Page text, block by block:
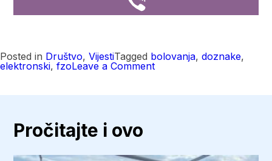
Posted in Društvo, VijestiTagged bolovanja, doznake,
elektronski, fzoLeave a Commenton
elektronski
Pročitajte i ovo